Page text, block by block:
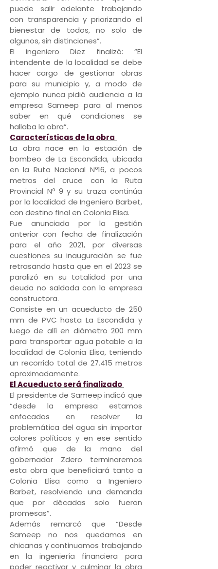
puede salir adelante trabajando
con transparencia y priorizando el
bienestar de todos, no solo de
algunos, sin distinciones”.
El ingeniero Diez finalizó: “El
intendente de la localidad se debe
hacer cargo de gestionar obras
para su municipio y, a modo de
ejemplo nunca pidió audiencia a la
empresa Sameep para al menos
saber en qué condiciones se
hallaba la obra”.
Características de la obra
La obra nace en la estación de
bombeo de La Escondida, ubicada
en la Ruta Nacional Nº16, a pocos
metros del cruce con la Ruta
Provincial Nº 9 y su traza continúa
por la localidad de Ingeniero Barbet,
con destino final en Colonia Elisa.
Fue anunciada por la gestión
anterior con fecha de finalización
para el año 2021, por diversas
cuestiones su inauguración se fue
retrasando hasta que en el 2023 se
paralizó en su totalidad por una
deuda no saldada con la empresa
constructora.
Consiste en un acueducto de 250
mm de PVC hasta La Escondida y
luego de allí en diámetro 200 mm
para transportar agua potable a la
localidad de Colonia Elisa, teniendo
un recorrido total de 27.415 metros
aproximadamente.
El Acueducto será finalizado
El presidente de Sameep indicó que
“desde la empresa estamos
enfocados en resolver la
problemática del agua sin importar
colores políticos y en ese sentido
afirmó que de la mano del
gobernador Zdero terminaremos
esta obra que beneficiará tanto a
Colonia Elisa como a Ingeniero
Barbet, resolviendo una demanda
que por décadas solo fueron
promesas”.
Además remarcó que “Desde
Sameep no nos quedamos en
chicanas y continuamos trabajando
en la ingeniería financiera para
poder reactivar y culminar la obra